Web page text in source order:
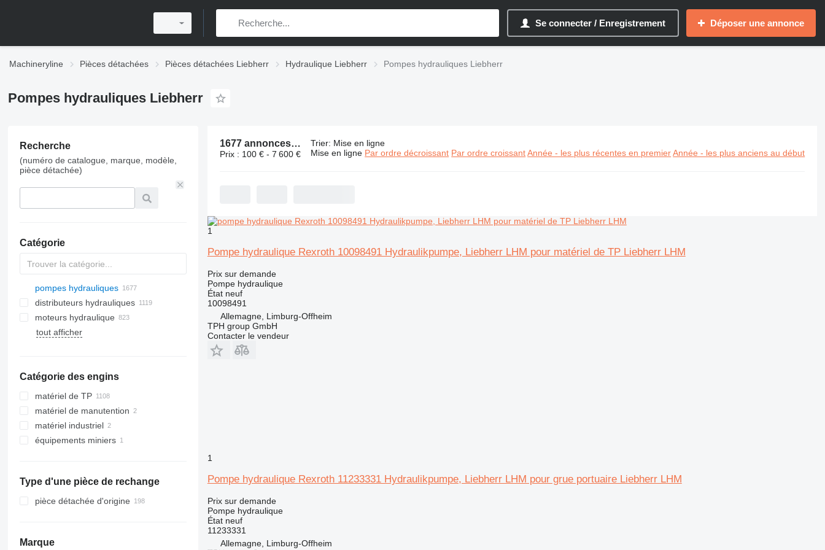
Se connecter / Enregistrement Déposer une annonce
Machineryline Pièces détachées Pièces détachées Liebherr Hydraulique Liebherr Pompes hydrauliques Liebherr
Pompes hydrauliques Liebherr
Recherche
(numéro de catalogue, marque, modèle,
pièce détachée)
Catégorie
pompes hydrauliques
distributeurs hydrauliques
moteurs hydraulique
tout afficher
Catégorie des engins
matériel de TP
excavateurs
midi pelles
tractopelles
grues
grues mobiles
grues à tour
matériel de forage
bulldozers
chargeuses construction
chargeuses articulées
autre matériel TP
matériel de manutention
équipements portuaires
grues portuaires
matériel industriel
autre matériel industriel
équipements miniers
Type d'une pièce de rechange
pièce détachée d'origine
Marque
1677 annonces:Pompes hydrauliques Liebherr
Prix : 100 € - 7 600 €
Trier: Mise en ligne
Mise en ligne Par ordre décroissant Par ordre croissant Année - les plus récentes en premier Année - les plus anciens au début
1
Pompe hydraulique Rexroth 10098491 Hydraulikpumpe, Liebherr LHM pour matériel de TP Liebherr LHM
Prix sur demande
Pompe hydraulique
Étatneuf
10098491
Allemagne, Limburg-Offheim
TPH group GmbH
Contacter le vendeur
1
Pompe hydraulique Rexroth 11233331 Hydraulikpumpe, Liebherr LHM pour grue portuaire Liebherr LHM
Prix sur demande
Pompe hydraulique
Étatneuf
11233331
Allemagne, Limburg-Offheim